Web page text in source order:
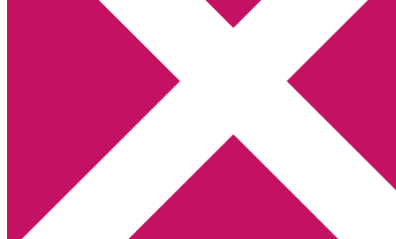
Webbshop Amazon
Utskriftscentralen
Min tv-blogg
You are here:Home Ny poesiblogg
Ny poesiblogg